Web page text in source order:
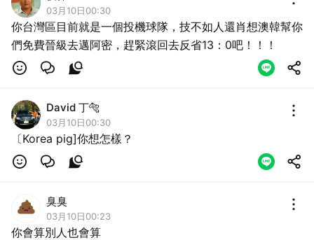
03月10日00:30
你台灣區目前就是一個投機球隊，技不如人還肖想澳韓幫你
們免費晉級去邁阿密，趕緊滾回去反省13：0吧！！！
David 丁🐅
03月10日00:30
〔Korea pig]你想怎樣？
臭臭
03月10日00:23
你會算別人也會算